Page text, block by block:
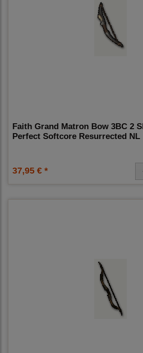
Faith Grand Matron Bow 3BC 2
Perfect Softcore Resurrected NL
37,95 € *